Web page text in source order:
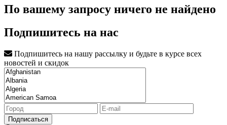
По вашему запросу ничего не найдено
Подпишитесь на нас
Подпишитесь на нашу рассылку и будьте в курсе всех
новостей и скидок
Подписаться